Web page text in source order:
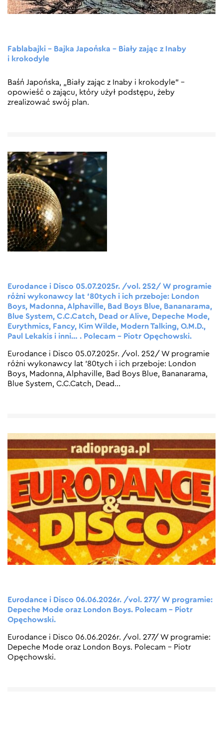
Fablabajki – Bajka Japońska – Biały zając z Inaby
i krokodyle
Baśń Japońska, „Biały zając z Inaby i krokodyle” –
opowieść o zającu, który użył podstępu, żeby
zrealizować swój plan.
Eurodance i Disco 05.07.2025r. /vol. 252/ W programie
różni wykonawcy lat ’80tych i ich przeboje: London
Boys, Madonna, Alphaville, Bad Boys Blue, Bananarama,
Blue System, C.C.Catch, Dead or Alive, Depeche Mode,
Eurythmics, Fancy, Kim Wilde, Modern Talking, O.M.D.,
Paul Lekakis i inni… . Polecam – Piotr Opęchowski.
Eurodance i Disco 05.07.2025r. /vol. 252/ W programie
różni wykonawcy lat ’80tych i ich przeboje: London
Boys, Madonna, Alphaville, Bad Boys Blue, Bananarama,
Blue System, C.C.Catch, Dead…
Eurodance i Disco 06.06.2026r. /vol. 277/ W programie:
Depeche Mode oraz London Boys. Polecam – Piotr
Opęchowski.
Eurodance i Disco 06.06.2026r. /vol. 277/ W programie:
Depeche Mode oraz London Boys. Polecam – Piotr
Opęchowski.